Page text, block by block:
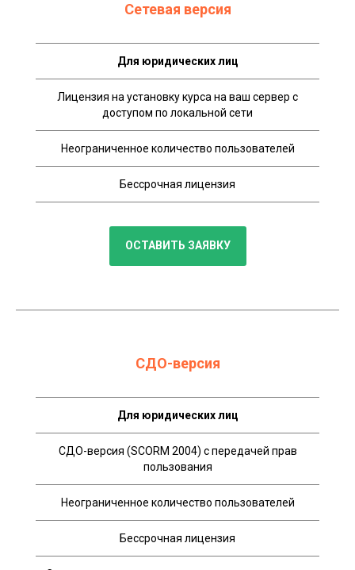
Сетевая версия
Для юридических лиц
Лицензия на установку курса на ваш сервер с
доступом по локальной сети
Неограниченное количество пользователей
Бессрочная лицензия
ОСТАВИТЬ ЗАЯВКУ
СДО-версия
Для юридических лиц
СДО-версия (SCORM 2004) с передачей прав
пользования
Неограниченное количество пользователей
Бессрочная лицензия